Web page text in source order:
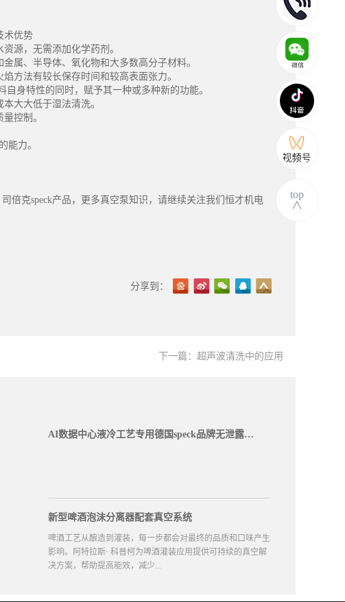
术优势
源，无需添加化学药剂。
、半导体、氧化物和大多数高分子材料。
法有较长保存时间和较高表面张力。
身特性的同时，赋予其一种或多种新的功能。
大大低于湿法清洗。
控制。
能力。
倍克speck产品，更多真空泵知识，请继续关注我们恒才机电
下一篇： 超声波清洗中的应用
AI数据中心液冷工艺专用德国speck品牌无泄露磁力泵
新型啤酒泡沫分离器配套真空系统
啤酒工艺从酿造到灌装，每一步都会对最终的品质和口味产生
影响。阿特拉斯· 科普柯为啤酒灌装应用提供可持续的真空解
决方案，帮助提高能效，减少...
top
∧